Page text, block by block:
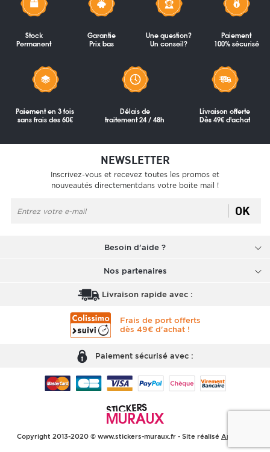
Stock
Permanent
Garantie
Prix bas
Une question?
Un conseil?
Paiement
100% sécurisé
Paiement en 3 fois
sans frais des 60€
Délais de
traitement 24 / 48h
Livraison offerte
Dès 49€ d'achat
NEWSLETTER
Inscrivez-vous et recevez toutes les promos et
nouveautés directementdans votre boite mail !
OK
Besoin d'aide ?
Nos partenaires
Livraison rapide avec :
Frais de port offerts
dès 49€ d'achat !
Paiement sécurisé avec :
Copyright 2013-2020 © www.stickers-muraux.fr - Site réalisé Arobases